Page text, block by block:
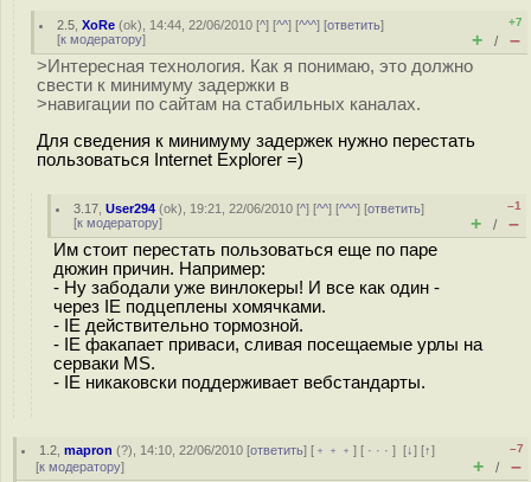
2.5 ,XoRe (ok), 14:44, 22/06/2010 [^] [^^] [^^^] [ответить]
[к модератору]
+7
+ / –
>Интересная технология. Как я понимаю, это должно
свести к минимуму задержки в
>навигации по сайтам на стабильных каналах.
Для сведения к минимуму задержек нужно перестать
пользоваться Internet Explorer =)
3.17 ,User294 (ok), 19:21, 22/06/2010 [^] [^^] [^^^] [ответить]
[к модератору]
–1
+ / –
Им стоит перестать пользоваться еще по паре
дюжин причин. Например:
- Ну забодали уже винлокеры! И все как один -
через IE подцеплены хомячками.
- IE действительно тормозной.
- IE факапает приваси, сливая посещаемые урлы на
серваки MS.
- IE никаковски поддерживает вебстандарты.
1.2 ,mapron (?), 14:10, 22/06/2010 [ответить] [ ﹢﹢﹢] [ · · ·][↓] [↑]
[к модератору]
–7
+ / –